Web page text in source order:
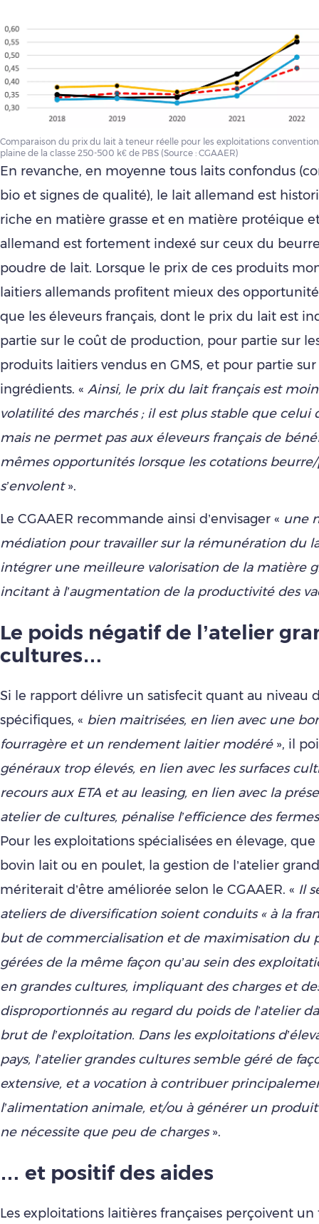
Comparaison du prix du lait à teneur réelle pour les exploitations
plaine de la classe 250-500 k€ de PBS (Source : CGAAER)
En revanche, en moyenne tous laits confondus
bio et signes de qualité), le lait allemand est
riche en matière grasse et en matière protéique
allemand est fortement indexé sur ceux du
poudre de lait. Lorsque le prix de ces produits
laitiers allemands profitent mieux des
que les éleveurs français, dont le prix du lait est
partie sur le coût de production, pour partie sur
produits laitiers vendus en GMS, et pour partie sur
ingrédients. « Ainsi, le prix du lait français est
volatilité des marchés ; il est plus stable que celui
mais ne permet pas aux éleveurs français de
mêmes opportunités lorsque les cotations
s’envolent».
Le CGAAER recommande ainsi d’envisager « une
médiation pour travailler sur la rémunération du
intégrer une meilleure valorisation de la matière
incitant à l’augmentation de la productivité des
Le poids négatif de l’atelier
cultures…
Si le rapport délivre un satisfecit quant au niveau
spécifiques, « bien maitrisées, en lien avec une
fourragère et un rendement laitier modéré», il
généraux trop élevés, en lien avec les surfaces
recours aux ETA et au leasing, en lien avec la
atelier de cultures, pénalise l’efficience des
Pour les exploitations spécialisées en élevage,
bovin lait ou en poulet, la gestion de l’atelier
mériterait d’être améliorée selon le CGAAER. « Il
ateliers de diversification soient conduits « à la
but de commercialisation et de maximisation du
gérées de la même façon qu’au sein des
en grandes cultures, impliquant des charges et
disproportionnés au regard du poids de l’atelier
brut de l’exploitation. Dans les exploitations
pays, l’atelier grandes cultures semble géré de
extensive, et a vocation à contribuer
l’alimentation animale, et/ou à générer un
ne nécessite que peu de charges».
… et positif des aides
Les exploitations laitières françaises perçoivent un